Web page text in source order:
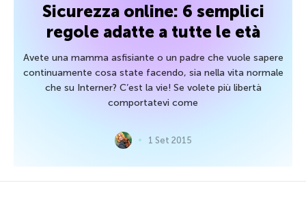
Sicurezza online: 6 semplici
regole adatte a tutte le età
Avete una mamma asfisiante o un padre che vuole sapere
continuamente cosa state facendo, sia nella vita normale
che su Interner? C’est la vie! Se volete più libertà
comportatevi come
1 Set 2015